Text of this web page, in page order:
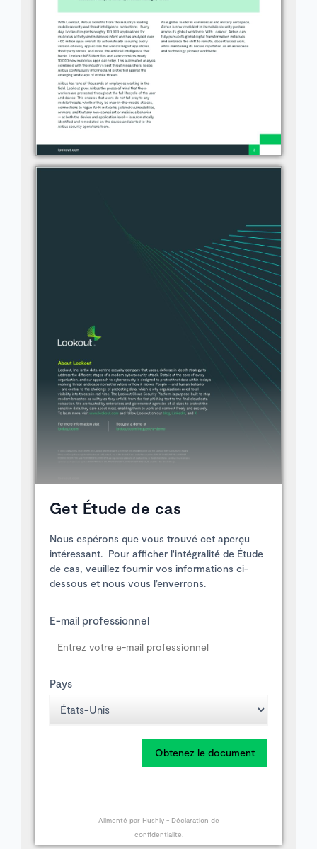
Get Étude de cas
Nous espérons que vous trouvé cet aperçu
intéressant. Pour afficher l'intégralité de Étude
de cas, veuillez fournir vos informations ci-
dessous et nous vous l’enverrons.
E-mail professionnel
Pays
Obtenez le document
Alimenté par Hushly- Déclaration de
confidentialité.